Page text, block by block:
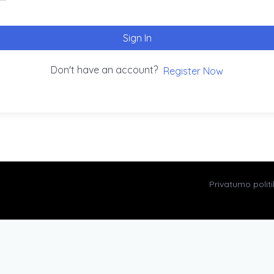
Sign In
Don't have an account? Register Now
Privatumo